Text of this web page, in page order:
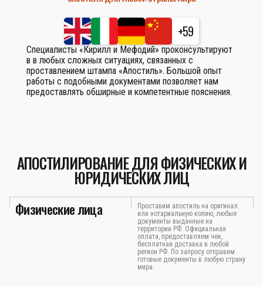
+59
Специалисты «Кирилл и Мефодий» проконсультируют
в в любых сложных ситуациях, связанных с
проставлением штампа «Апостиль». Большой опыт
работы с подобными документами позволяет нам
предоставлять обширные и компетентные пояснения.
АПОСТИЛИРОВАНИЕ ДЛЯ ФИЗИЧЕСКИХ И
ЮРИДИЧЕСКИХ ЛИЦ
Физические лица
Проставим апостиль на оригинал
или нотариальную копию, любые
документы выданные на
территории РФ. Официальная
оплата, предоставляем чек,
бесплатная доставка в любой
регион РФ. По запросу отправим
готовые документы в любую страну
мира.